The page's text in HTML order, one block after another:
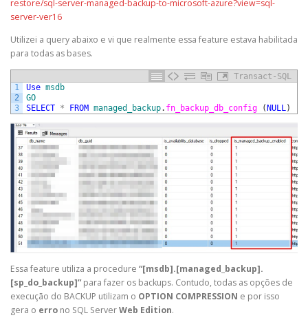
restore/sql-server-managed-backup-to-microsoft-azure?view=sql-
server-ver16
Utilizei a query abaixo e vi que realmente essa feature estava habilitada
para todas as bases.
Transact-SQL
1
2
3
Use msdb
GO
SELECT * FROM managed_backup. fn_backup_db_config ( NULL)
Essa feature utiliza a procedure “[msdb].[managed_backup].
[sp_do_backup]”para fazer os backups. Contudo, todas as opções de
execução do BACKUP utilizam o OPTION COMPRESSION e por isso
gera o erro no SQL ServerWeb Edition.